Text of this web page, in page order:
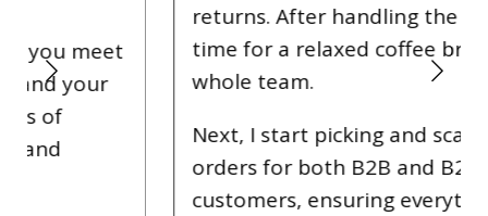
returns. After handling the returns, it’s
time for a relaxed coffee break with the
whole team.
Next, I start picking and scanning
orders for both B2B and B2C
customers, ensuring everything is